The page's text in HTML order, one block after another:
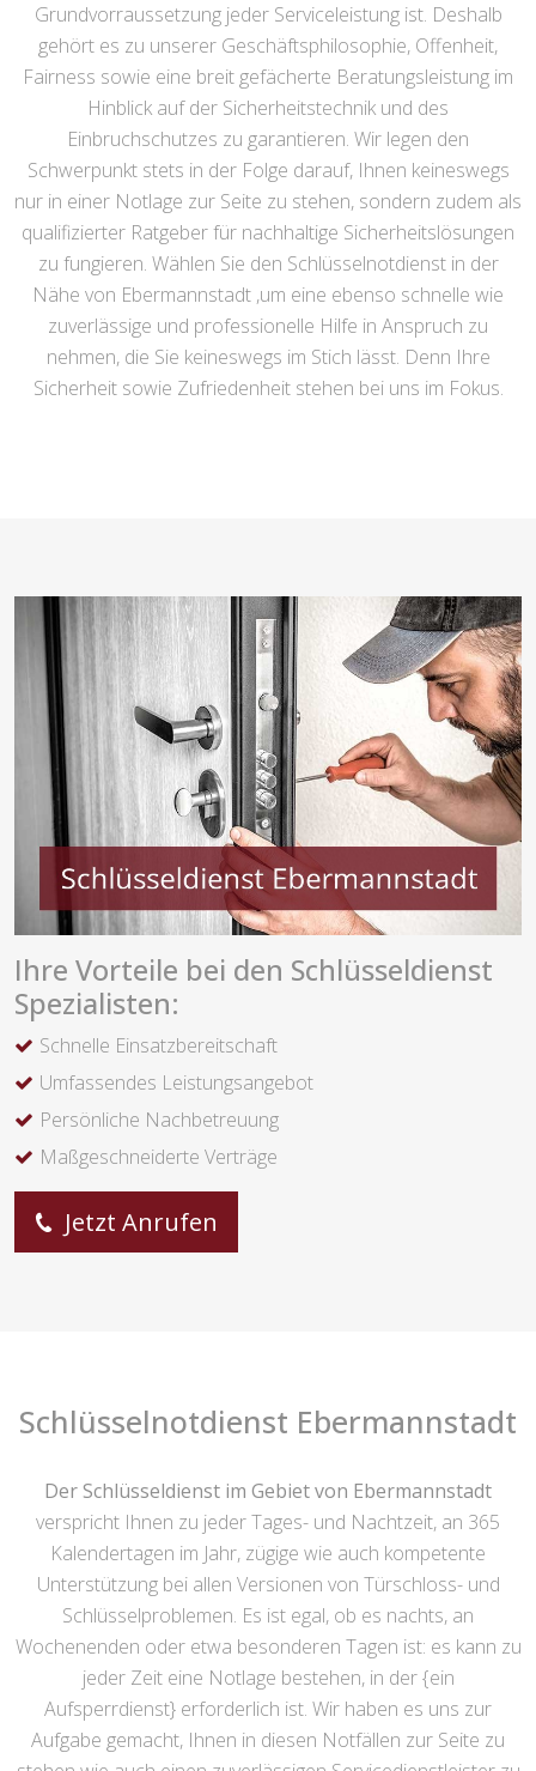
Grundvorraussetzung jeder Serviceleistung ist. Deshalb
gehört es zu unserer Geschäftsphilosophie, Offenheit,
Fairness sowie eine breit gefächerte Beratungsleistung im
Hinblick auf der Sicherheitstechnik und des
Einbruchschutzes zu garantieren. Wir legen den
Schwerpunkt stets in der Folge darauf, Ihnen keineswegs
nur in einer Notlage zur Seite zu stehen, sondern zudem als
qualifizierter Ratgeber für nachhaltige Sicherheitslösungen
zu fungieren. Wählen Sie den Schlüsselnotdienst in der
Nähe von Ebermannstadt ,um eine ebenso schnelle wie
zuverlässige und professionelle Hilfe in Anspruch zu
nehmen, die Sie keineswegs im Stich lässt. Denn Ihre
Sicherheit sowie Zufriedenheit stehen bei uns im Fokus.
Ihre Vorteile bei den Schlüsseldienst
Spezialisten:
Schnelle Einsatzbereitschaft
Umfassendes Leistungsangebot
Persönliche Nachbetreuung
Maßgeschneiderte Verträge
Jetzt Anrufen
Schlüsselnotdienst Ebermannstadt
Der Schlüsseldienst im Gebiet von Ebermannstadt
verspricht Ihnen zu jeder Tages- und Nachtzeit, an 365
Kalendertagen im Jahr, zügige wie auch kompetente
Unterstützung bei allen Versionen von Türschloss- und
Schlüsselproblemen. Es ist egal, ob es nachts, an
Wochenenden oder etwa besonderen Tagen ist: es kann zu
jeder Zeit eine Notlage bestehen, in der {ein
Aufsperrdienst} erforderlich ist. Wir haben es uns zur
Aufgabe gemacht, Ihnen in diesen Notfällen zur Seite zu